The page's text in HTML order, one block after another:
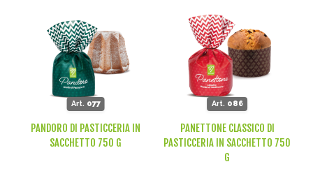
Art. 077
PANDORO DI PASTICCERIA IN
SACCHETTO 750 G
Art. 086
PANETTONE CLASSICO DI
PASTICCERIA IN SACCHETTO 750
G